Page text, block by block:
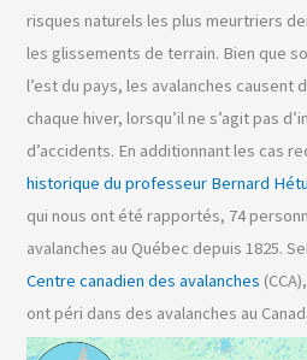
risques naturels les plus meurtriers
les glissements de terrain. Bien que
l’est du pays, les avalanches causent
chaque hiver, lorsqu’il ne s’agit pas
d’accidents. En additionnant les cas
historique du professeur Bernard Hétu
qui nous ont été rapportés, 74
avalanches au Québec depuis 1825.
Centre canadien des avalanches
ont péri dans des avalanches au